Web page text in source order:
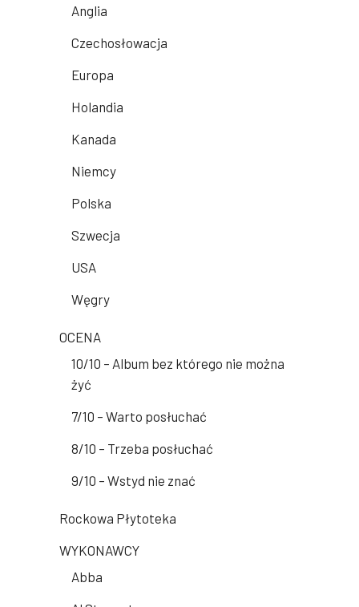
Anglia
Czechosłowacja
Europa
Holandia
Kanada
Niemcy
Polska
Szwecja
USA
Węgry
OCENA
10/10 – Album bez którego nie można
żyć
7/10 – Warto posłuchać
8/10 – Trzeba posłuchać
9/10 – Wstyd nie znać
Rockowa Płytoteka
WYKONAWCY
Abba